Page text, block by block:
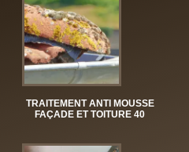
TRAITEMENT ANTI MOUSSE
FAÇADE ET TOITURE 40